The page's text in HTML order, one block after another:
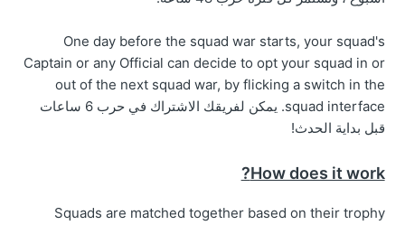
One day before the squad war starts, your squad's
Captain or any Official can decide to opt your squad in or
out of the next squad war, by flicking a switch in the
squad interface. يمكن لفريقك الاشتراك في حرب 6 ساعات
قبل بداية الحدث!
How does it work?
Squads are matched together based on their trophy